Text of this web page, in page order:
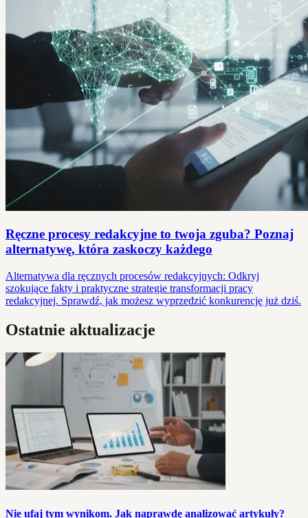
Ręczne procesy redakcyjne to twoja zguba? Poznaj
alternatywę, która zaskoczy każdego
Alternatywa dla ręcznych procesów redakcyjnych: Odkryj
szokujące fakty i praktyczne strategie transformacji pracy
redakcyjnej. Sprawdź, jak możesz wyprzedzić konkurencję już dziś.
Ostatnie aktualizacje
Nie ufaj tym wynikom. Jak naprawdę analizować artykuły?